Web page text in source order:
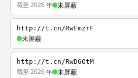
截至 2026 年 未屏蔽
http://t.cn/RwFmzrF
未屏蔽
http://t.cn/RwD6OtM
截至 2026 年 未屏蔽